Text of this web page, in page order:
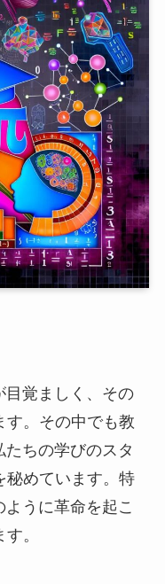
目覚ましく、その
す。その中でも教
ちの学びのスタ
秘めています。特
うに革命を起こ
。